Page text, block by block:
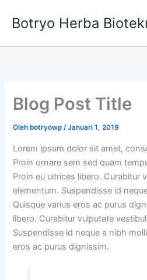
Botryo Herba
Blog Post Title
Oleh botryowp/Januari 1, 2019
Lorem ipsum dolor sit amet,
Proin ornare sem sed quam
Proin eu ultrices libero. Curabitur
elementum. Suspendisse id
Quisque varius eros ac purus
libero. Curabitur vulputate
Suspendisse id neque a nibh
eros ac purus dignissim.